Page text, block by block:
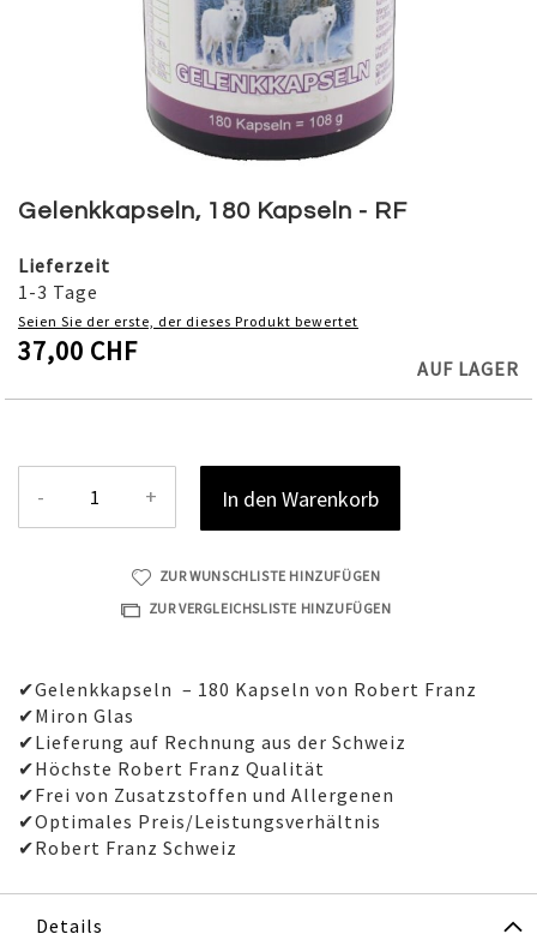
to
beginning
of
the
images
gallery
Gelenkkapseln, 180 Kapseln - RF
Lieferzeit
1-3 Tage
Seien Sie der erste, der dieses Produkt bewertet
37,00 CHF
AUF LAGER
- + In den Warenkorb
ZUR WUNSCHLISTE HINZUFÜGEN
ZUR VERGLEICHSLISTE HINZUFÜGEN
✔Gelenkkapseln – 180 Kapseln von Robert Franz
✔Miron Glas
✔Lieferung auf Rechnung aus der Schweiz
✔Höchste Robert Franz Qualität
✔Frei von Zusatzstoffen und Allergenen
✔Optimales Preis/Leistungsverhältnis
✔Robert Franz Schweiz
Details